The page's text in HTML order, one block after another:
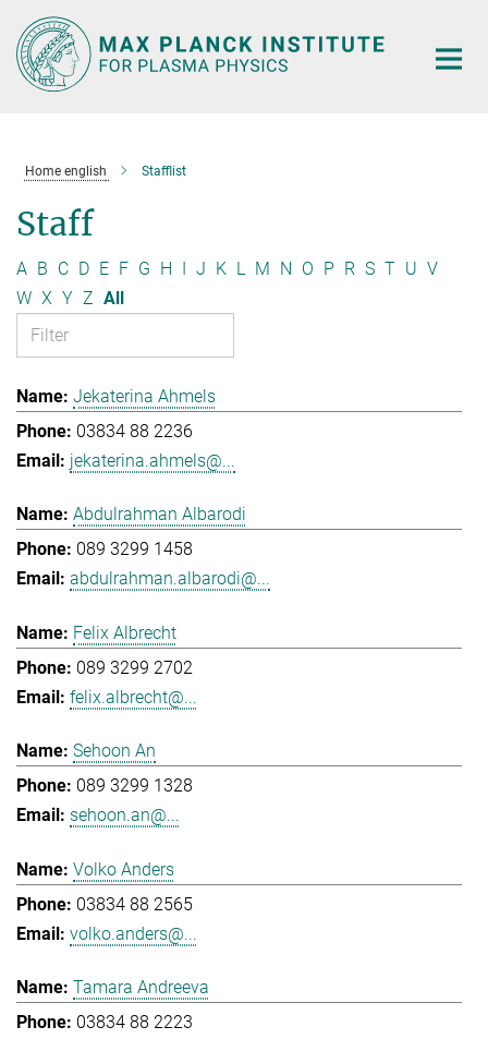
Main-
Content
Home english Stafflist
Staff
A B C D E F G H I J K L M N O P R S T U V
W X Y Z All
Jekaterina Ahmels
03834 88 2236
jekaterina.ahmels@...
Abdulrahman Albarodi
089 3299 1458
abdulrahman.albarodi@...
Felix Albrecht
089 3299 2702
felix.albrecht@...
Sehoon An
089 3299 1328
sehoon.an@...
Volko Anders
03834 88 2565
volko.anders@...
Tamara Andreeva
03834 88 2223